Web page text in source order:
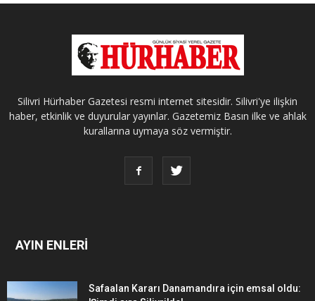
Silivri Hürhaber Gazetesi resmi internet sitesidir. Silivri'ye ilişkin
haber, etkinlik ve duyurular yayınlar. Gazetemiz Basın ilke ve ahlak
kurallarına uymaya söz vermiştir.
AYIN ENLERİ
Safaalan Kararı Danamandıra için emsal oldu: